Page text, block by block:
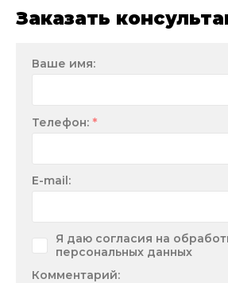
Заказать
Ваше имя:
Телефон: *
E-mail:
Я даю согласия на
персональных данных
Комментарий: